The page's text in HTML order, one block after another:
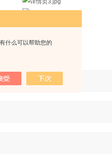
什么可以帮助您的